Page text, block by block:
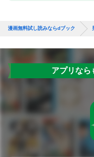
漫画無料試し読みならdブック
アプリなら